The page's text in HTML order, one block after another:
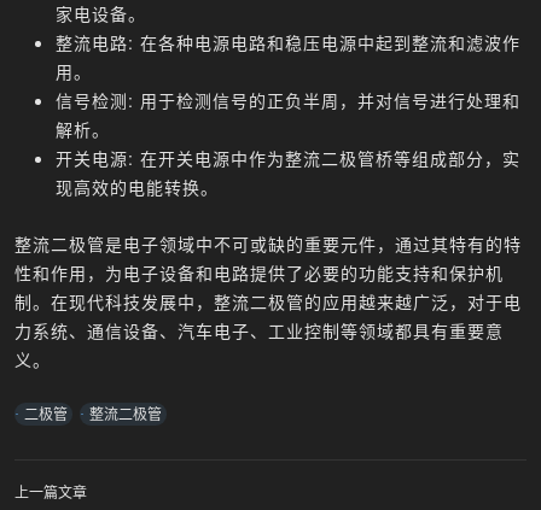
家电设备。
整流电路: 在各种电源电路和稳压电源中起到整流和滤波作
用。
信号检测: 用于检测信号的正负半周，并对信号进行处理和
解析。
开关电源: 在开关电源中作为整流二极管桥等组成部分，实
现高效的电能转换。
整流二极管是电子领域中不可或缺的重要元件，通过其特有的特
性和作用，为电子设备和电路提供了必要的功能支持和保护机
制。在现代科技发展中，整流二极管的应用越来越广泛，对于电
力系统、通信设备、汽车电子、工业控制等领域都具有重要意
义。
二极管 整流二极管
上一篇文章